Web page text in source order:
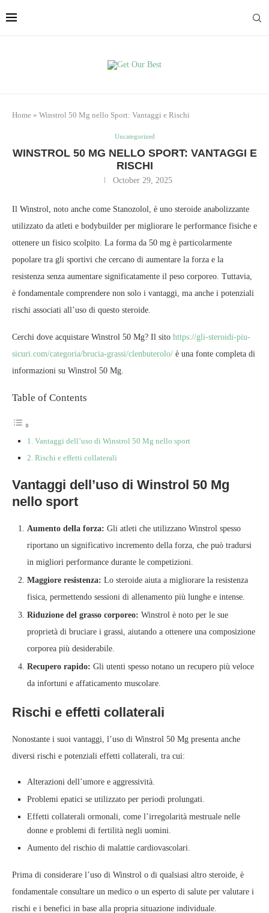
Home » Winstrol 50 Mg nello Sport: Vantaggi e Rischi
Uncategorized
WINSTROL 50 MG NELLO SPORT: VANTAGGI E
RISCHI
October 29, 2025
Il Winstrol, noto anche come Stanozolol, è uno steroide anabolizzante
utilizzato da atleti e bodybuilder per migliorare le performance fisiche e
ottenere un fisico scolpito. La forma da 50 mg è particolarmente
popolare tra gli sportivi che cercano di aumentare la forza e la
resistenza senza aumentare significatamente il peso corporeo. Tuttavia,
è fondamentale comprendere non solo i vantaggi, ma anche i potenziali
rischi associati all’uso di questo steroide.
Cerchi dove acquistare Winstrol 50 Mg? Il sito https://gli-steroidi-piu-
sicuri.com/categoria/brucia-grassi/clenbuterolo/ è una fonte completa di
informazioni su Winstrol 50 Mg.
Table of Contents
Vantaggi dell’uso di Winstrol 50 Mg nello sport
Rischi e effetti collaterali
Vantaggi dell’uso di Winstrol 50 Mg
nello sport
Aumento della forza: Gli atleti che utilizzano Winstrol spesso
riportano un significativo incremento della forza, che può tradursi
in migliori performance durante le competizioni.
Maggiore resistenza: Lo steroide aiuta a migliorare la resistenza
fisica, permettendo sessioni di allenamento più lunghe e intense.
Riduzione del grasso corporeo: Winstrol è noto per le sue
proprietà di bruciare i grassi, aiutando a ottenere una composizione
corporea più desiderabile.
Recupero rapido: Gli utenti spesso notano un recupero più veloce
da infortuni e affaticamento muscolare.
Rischi e effetti collaterali
Nonostante i suoi vantaggi, l’uso di Winstrol 50 Mg presenta anche
diversi rischi e potenziali effetti collaterali, tra cui:
Alterazioni dell’umore e aggressività.
Problemi epatici se utilizzato per periodi prolungati.
Effetti collaterali ormonali, come l’irregolarità mestruale nelle
donne e problemi di fertilità negli uomini.
Aumento del rischio di malattie cardiovascolari.
Prima di considerare l’uso di Winstrol o di qualsiasi altro steroide, è
fondamentale consultare un medico o un esperto di salute per valutare i
rischi e i benefici in base alla propria situazione individuale.